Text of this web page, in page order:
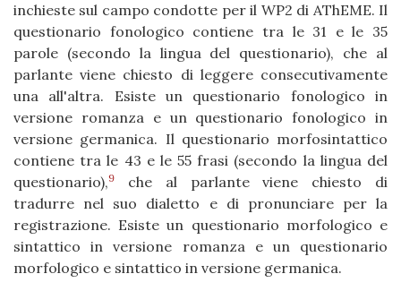
inchieste sul campo condotte per il WP2 di AThEME. Il
questionario fonologico contiene tra le 31 e le 35
parole (secondo la lingua del questionario), che al
parlante viene chiesto di leggere consecutivamente
una all'altra. Esiste un questionario fonologico in
versione romanza e un questionario fonologico in
versione germanica. Il questionario morfosintattico
contiene tra le 43 e le 55 frasi (secondo la lingua del
questionario),9
che al parlante viene chiesto di
tradurre nel suo dialetto e di pronunciare per la
registrazione. Esiste un questionario morfologico e
sintattico in versione romanza e un questionario
morfologico e sintattico in versione germanica.